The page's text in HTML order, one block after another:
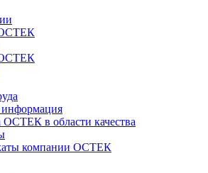
ОСТЕК
информация
в области качества
компании ОСТЕК